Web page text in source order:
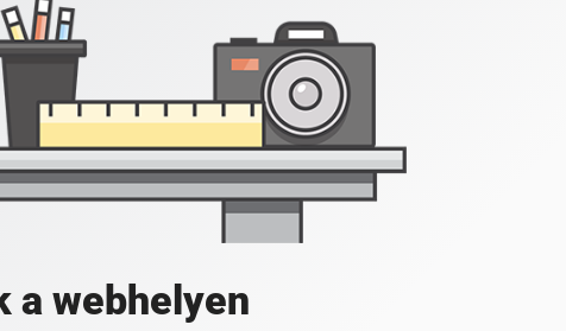
a webhelyen